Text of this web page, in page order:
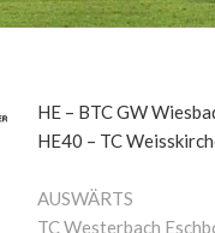
HE – BTC GW
HE40 – TC
AUSWÄRTS
TC Westerbach